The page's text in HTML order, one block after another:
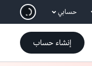
انتقل إلى المحتوى الرئيسي
حسابي
إنشاء حساب